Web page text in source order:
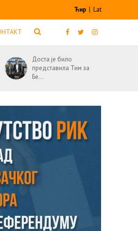
Ћир | Lat
Доста је било
представила Тим за
Бе...